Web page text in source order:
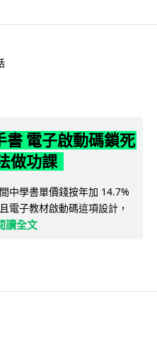
書 電子啟動碼鎖死
做功課
中學書單價錢按年加 14.7%
電子教材啟動碼這項設計，
讀全文